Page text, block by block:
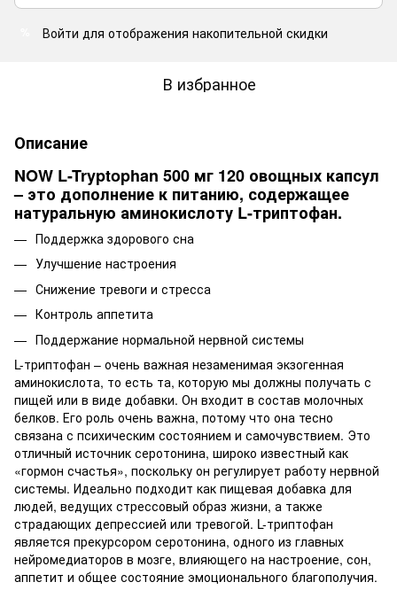
Войти для отображения накопительной скидки
В избранное
Описание
NOW L-Tryptophan 500 мг 120 овощных капсул
– это дополнение к питанию, содержащее
натуральную аминокислоту L-триптофан.
Поддержка здорового сна
Улучшение настроения
Снижение тревоги и стресса
Контроль аппетита
Поддержание нормальной нервной системы
L-триптофан – очень важная незаменимая экзогенная
аминокислота, то есть та, которую мы должны получать с
пищей или в виде добавки. Он входит в состав молочных
белков. Его роль очень важна, потому что она тесно
связана с психическим состоянием и самочувствием. Это
отличный источник серотонина, широко известный как
«гормон счастья», поскольку он регулирует работу нервной
системы. Идеально подходит как пищевая добавка для
людей, ведущих стрессовый образ жизни, а также
страдающих депрессией или тревогой. L-триптофан
является прекурсором серотонина, одного из главных
нейромедиаторов в мозге, влияющего на настроение, сон,
аппетит и общее состояние эмоционального благополучия.